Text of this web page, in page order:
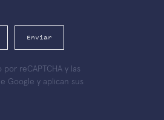
Enviar
reCAPTCHA y las
Google y aplican sus